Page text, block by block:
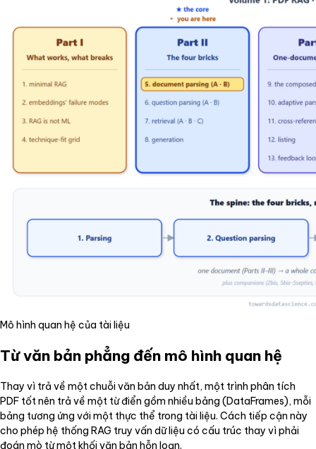
Mô hình quan hệ của tài liệu
Từ văn bản phẳng đến mô hình quan hệ
Thay vì trả về một chuỗi văn bản duy nhất, một trình phân tích
PDF tốt nên trả về một từ điển gồm nhiều bảng (DataFrames), mỗi
bảng tương ứng với một thực thể trong tài liệu. Cách tiếp cận này
cho phép hệ thống RAG truy vấn dữ liệu có cấu trúc thay vì phải
đoán mò từ một khối văn bản hỗn loạn.